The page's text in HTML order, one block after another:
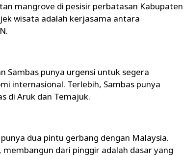
mangrove di pesisir perbatasan Kabupaten
wisata adalah kerjasama antara
Sambas punya urgensi untuk segera
internasional. Terlebih, Sambas punya
di Aruk dan Temajuk.
dua pintu gerbang dengan Malaysia.
dari pinggir adalah dasar yang